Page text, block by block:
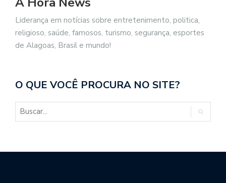
Liderança em notícias sobre entretenimento, politica,
religioso, saúde, famosos, turismo, segurança, esportes
de Alagoas, Brasil e mundo!
O QUE VOCÊ PROCURA NO SITE?